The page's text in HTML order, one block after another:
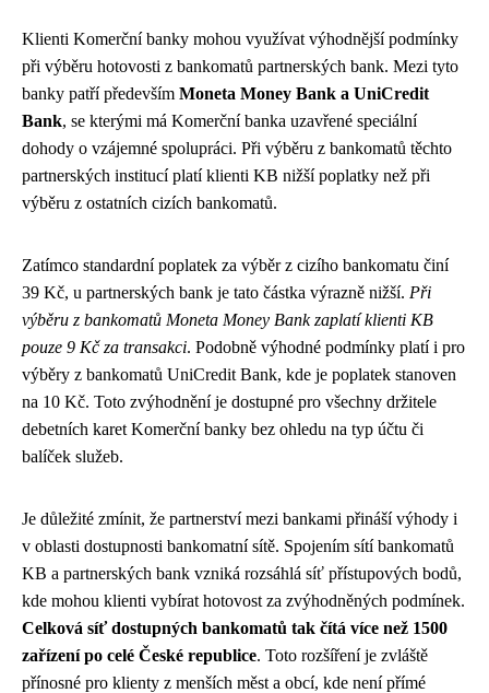
Klienti Komerční banky mohou využívat výhodnější podmínky
při výběru hotovosti z bankomatů partnerských bank. Mezi tyto
banky patří především Moneta Money Bank a UniCredit
Bank, se kterými má Komerční banka uzavřené speciální
dohody o vzájemné spolupráci. Při výběru z bankomatů těchto
partnerských institucí platí klienti KB nižší poplatky než při
výběru z ostatních cizích bankomatů.
Zatímco standardní poplatek za výběr z cizího bankomatu činí
39 Kč, u partnerských bank je tato částka výrazně nižší. Při
výběru z bankomatů Moneta Money Bank zaplatí klienti KB
pouze 9 Kč za transakci. Podobně výhodné podmínky platí i pro
výběry z bankomatů UniCredit Bank, kde je poplatek stanoven
na 10 Kč. Toto zvýhodnění je dostupné pro všechny držitele
debetních karet Komerční banky bez ohledu na typ účtu či
balíček služeb.
Je důležité zmínit, že partnerství mezi bankami přináší výhody i
v oblasti dostupnosti bankomatní sítě. Spojením sítí bankomatů
KB a partnerských bank vzniká rozsáhlá síť přístupových bodů,
kde mohou klienti vybírat hotovost za zvýhodněných podmínek.
Celková síť dostupných bankomatů tak čítá více než 1500
zařízení po celé České republice. Toto rozšíření je zvláště
přínosné pro klienty z menších měst a obcí, kde není přímé